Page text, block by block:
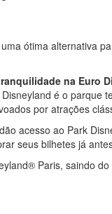
ótima alternativa
na Euro
é o parque
por atrações
acesso ao Park
seus bilhetes já
Paris, saindo